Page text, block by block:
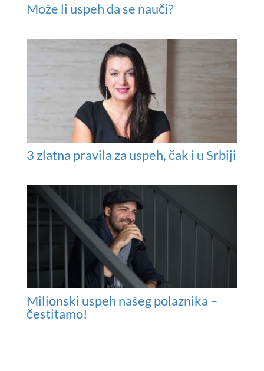
Može li uspeh da se nauči?
3 zlatna pravila za uspeh, čak i u Srbiji
Milionski uspeh našeg polaznika –
čestitamo!